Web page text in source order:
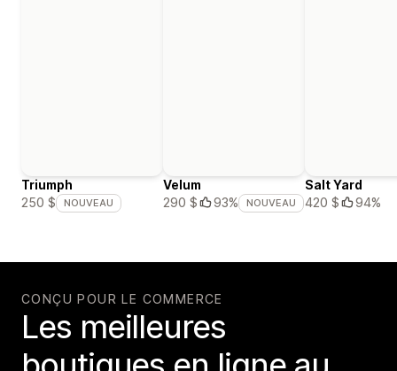
Triumph
250 $
NOUVEAU
Velum
290 $
93% NOUVEAU
Salt Yard
420 $
94%
CONÇU POUR LE COMMERCE
Les meilleures